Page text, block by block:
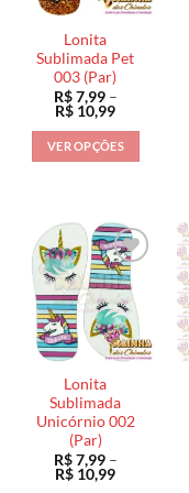
podem
ser
escolhidas
na
página
do
produto
Lonita
Sublimada Pet
003 (Par)
R$7,99 –
R$ 10,99Faixa
preço:
R$ 7,99
através
VER OPÇÕES
várias
variantes.
As
opções
podem
ser
escolhidas
na
página
do
produto
Lonita
Sublimada
Unicórnio 002
(Par)
R$7,99 –
R$ 10,99Faixa